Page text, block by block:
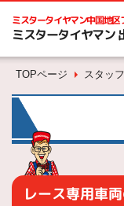
ミスタータイヤマン中国地区
ミスタータイヤマン
TOPページ スタッ
レース専用車